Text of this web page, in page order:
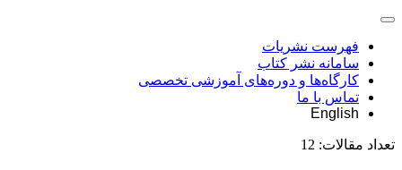
فهرست نشریات
سامانه نشر کتاب
کارگاه‌ها و دوره‌های آموزشی تخصصی
تماس با ما
English
تعداد مقالات: 12